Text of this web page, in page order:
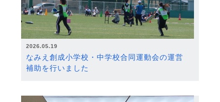
2026.05.19
なみえ創成小学校・中学校合同運動会の運営
補助を行いました